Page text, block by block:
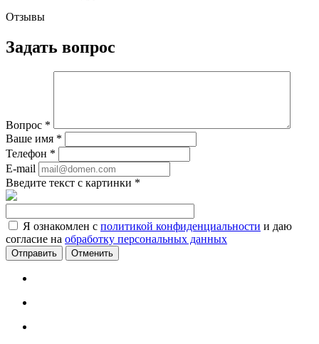
Отзывы
Задать вопрос
Вопрос *
Ваше имя *
Телефон *
E-mail
Введите текст с картинки *
Я ознакомлен с политикой конфиденциальности и даю
согласие на обработку персональных данных
Отменить